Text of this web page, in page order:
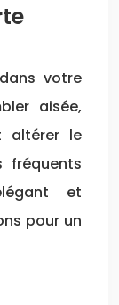
votre
aisée,
altérer le
fréquents
et
pour un